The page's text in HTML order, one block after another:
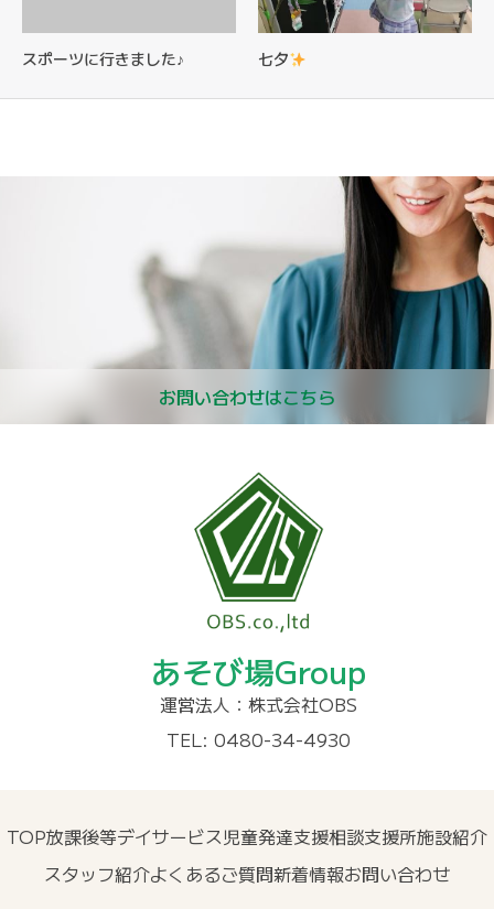
スポーツに行きました♪ 七夕
お問い合わせはこちら
あそび場Group
運営法人：株式会社OBS
TEL: 0480-34-4930
TOP放課後等デイサービス児童発達支援相談支援所施設紹介
スタッフ紹介よくあるご質問新着情報お問い合わせ